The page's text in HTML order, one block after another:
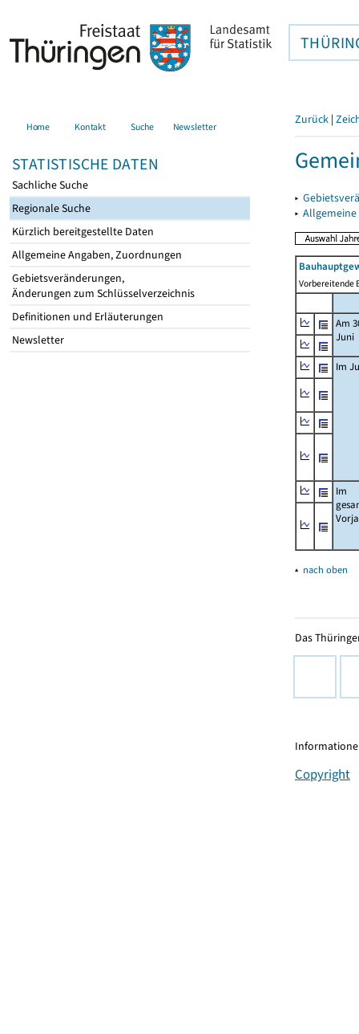
Home Kontakt Suche Newsletter
STATISTISCHE DATEN
Sachliche Suche
Regionale Suche
Kürzlich bereitgestellte Daten
Allgemeine Angaben, Zuordnungen
Gebietsveränderungen,
Änderungen zum Schlüsselverzeichnis
Definitionen und Erläuterungen
Newsletter
Zurück |
▸
▸
Vorbereitende
Am
Juni
Im
Im
▴ nach oben
Das
Copyright